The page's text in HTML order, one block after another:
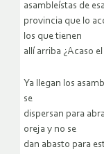
asambleístas de esa
provincia que lo
los que tienen
allí arriba ¿Acaso el
Ya llegan los
se
dispersan para
oreja y no se
dan abasto para